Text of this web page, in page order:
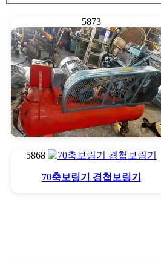
5873
5868
70축보링기 경첩보링기